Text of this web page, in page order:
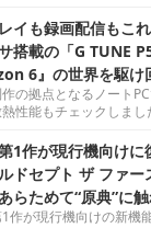
イも録画配信もこ
搭載の「G TUNE
6』の世界を駆け
の拠点となるノート
性能もチェックしまし
1作が現行機向け
ドセプト ザ ファー
らためて“原典”に
作が現行機向けの新機